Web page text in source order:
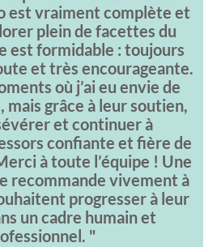
est vraiment complète et
plein de facettes du
est formidable : toujours
et très encourageante.
où j’ai eu envie de
mais grâce à leur soutien,
et continuer à
confiante et fière de
à toute l’équipe ! Une
recommande vivement à
progresser à leur
un cadre humain et